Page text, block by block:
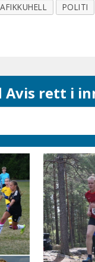
POLITI
Avis rett i